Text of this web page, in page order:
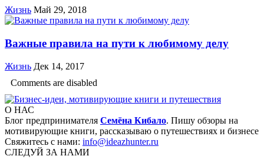
Жизнь Май 29, 2018
Важные правила на пути к любимому делу
Жизнь Дек 14, 2017
Comments are disabled
О НАС
Блог предпринимателя Семёна Кибало. Пишу обзоры на
мотивирующие книги, рассказываю о путешествиях и бизнесе
Свяжитесь с нами: info@ideazhunter.ru
СЛЕДУЙ ЗА НАМИ